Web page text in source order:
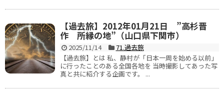
【過去旅】2012年01月21日 ”高杉晋
作 所縁の地”（山口県下関市）
2025/11/14
71.過去旅
【過去旅】とは 私、静村が「日本一周を始める以前」
に行ったことのある全国各地を 当時撮影してあった写
真と共に紹介する企画です。 ...